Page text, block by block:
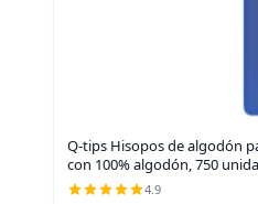
Q-tips Hisopos de algodón
con 100% algodón, 750
4.9